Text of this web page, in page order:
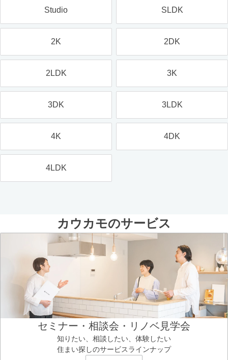
Studio SLDK
2K 2DK
2LDK 3K
3DK 3LDK
4K 4DK
4LDK
カウカモのサービス
セミナー・相談会・リノベ見学会
知りたい、相談したい、体験したい
住まい探しのサービスラインナップ